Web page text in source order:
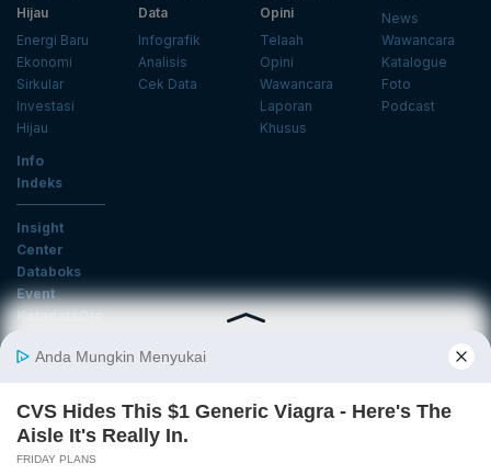
Hijau
Energi Baru
Ekonomi
Sirkular
Investasi
Hijau
Data
Infografik
Analisis
Cek Data
Opini
Telaah
Opini
Wawancara
Laporan
Khusus
News
Wawancara
Katalogue
Foto
Podcast
Info
Indeks
Insight
Center
Databoks
Event
KatadataOto
Email
Daftar